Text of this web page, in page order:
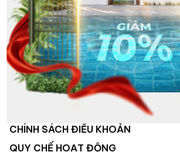
HỆ THỐNG KHÁCH SẠN
HOẠT ĐỘNG CÔNG TY
TUYỂN DỤNG
LIÊN HỆ
CHÍNH SÁCH ĐIỀU KHOẢN
QUY CHẾ HOẠT ĐỘNG